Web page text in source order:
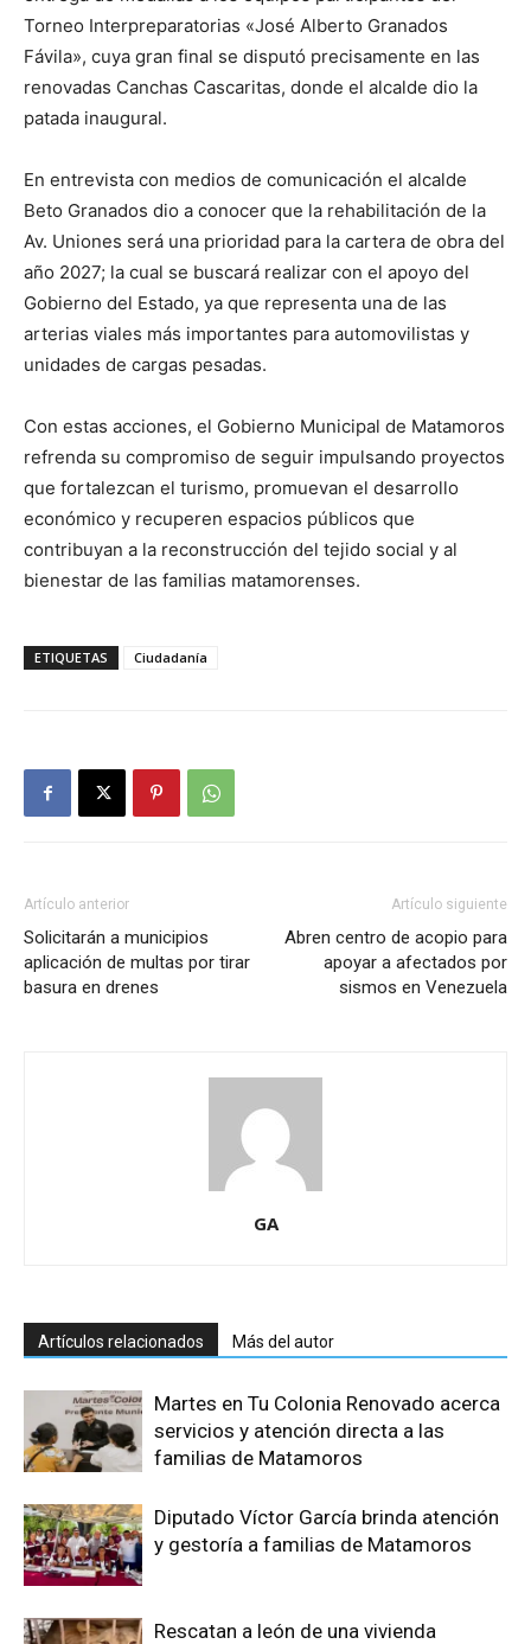
Torneo Interpreparatorias «José Alberto Granados
Fávila», cuya gran final se disputó precisamente en las
renovadas Canchas Cascaritas, donde el alcalde dio la
patada inaugural.
En entrevista con medios de comunicación el alcalde
Beto Granados dio a conocer que la rehabilitación de la
Av. Uniones será una prioridad para la cartera de obra del
año 2027; la cual se buscará realizar con el apoyo del
Gobierno del Estado, ya que representa una de las
arterias viales más importantes para automovilistas y
unidades de cargas pesadas.
Con estas acciones, el Gobierno Municipal de Matamoros
refrenda su compromiso de seguir impulsando proyectos
que fortalezcan el turismo, promuevan el desarrollo
económico y recuperen espacios públicos que
contribuyan a la reconstrucción del tejido social y al
bienestar de las familias matamorenses.
ETIQUETAS Ciudadanía
Artículo anterior
Solicitarán a municipios
aplicación de multas por tirar
basura en drenes
Artículo siguiente
Abren centro de acopio para
apoyar a afectados por
sismos en Venezuela
GA
Artículos relacionados Más del autor
Martes en Tu Colonia Renovado acerca
servicios y atención directa a las
familias de Matamoros
Diputado Víctor García brinda atención
y gestoría a familias de Matamoros
Rescatan a león de una vivienda